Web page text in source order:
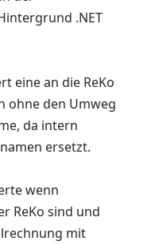
.NET
eine an die ReKo
ohne den Umweg
da intern
ersetzt.
wenn
ReKo sind und
mit